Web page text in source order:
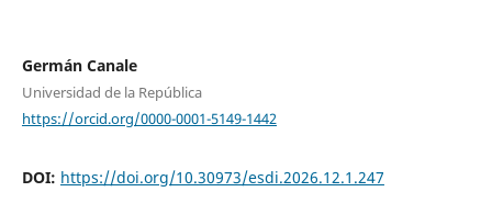
Germán Canale
Universidad de la República
https://orcid.org/0000-0001-5149-1442
DOI: https://doi.org/10.30973/esdi.2026.12.1.247